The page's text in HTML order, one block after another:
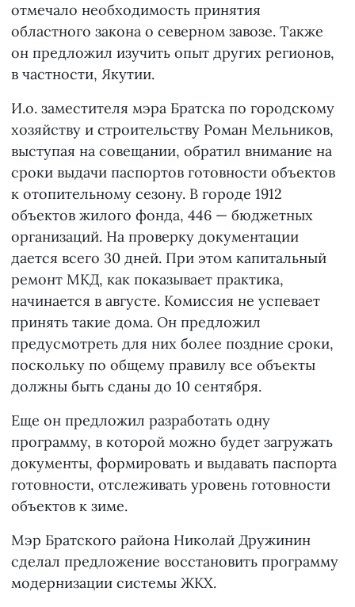
отмечало необходимость принятия
областного закона о северном завозе. Также
он предложил изучить опыт других регионов,
в частности, Якутии.
И.о. заместителя мэра Братска по городскому
хозяйству и строительству Роман Мельников,
выступая на совещании, обратил внимание на
сроки выдачи паспортов готовности объектов
к отопительному сезону. В городе 1912
объектов жилого фонда, 446 — бюджетных
организаций. На проверку документации
дается всего 30 дней. При этом капитальный
ремонт МКД, как показывает практика,
начинается в августе. Комиссия не успевает
принять такие дома. Он предложил
предусмотреть для них более поздние сроки,
поскольку по общему правилу все объекты
должны быть сданы до 10 сентября.
Еще он предложил разработать одну
программу, в которой можно будет загружать
документы, формировать и выдавать паспорта
готовности, отслеживать уровень готовности
объектов к зиме.
Мэр Братского района Николай Дружинин
сделал предложение восстановить программу
модернизации системы ЖКХ.